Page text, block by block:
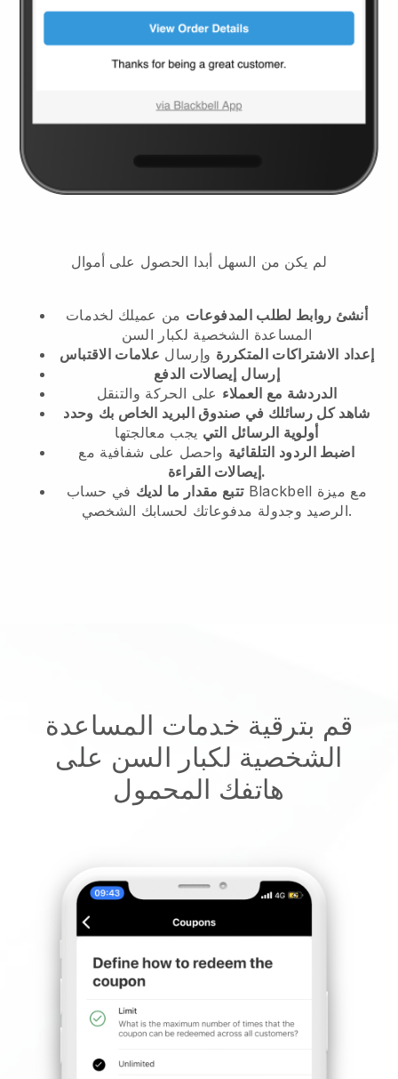
لم يكن من السهل أبدا الحصول على أموال
أنشئ روابط لطلب المدفوعات من عميلك لخدمات
المساعدة الشخصية لكبار السن
إعداد الاشتراكات المتكررة وإرسال علامات الاقتباس
إرسال إيصالات الدفع
الدردشة مع العملاء على الحركة والتنقل
شاهد كل رسائلك في صندوق البريد الخاص بك وحدد
أولوية الرسائل التي يجب معالجتها
اضبط الردود التلقائية واحصل على شفافية مع
إيصالات القراءة.
تتبع مقدار ما لديك في حساب Blackbell مع ميزة
الرصيد وجدولة مدفوعاتك لحسابك الشخصي.
قم بترقية خدمات المساعدة
الشخصية لكبار السن على
هاتفك المحمول